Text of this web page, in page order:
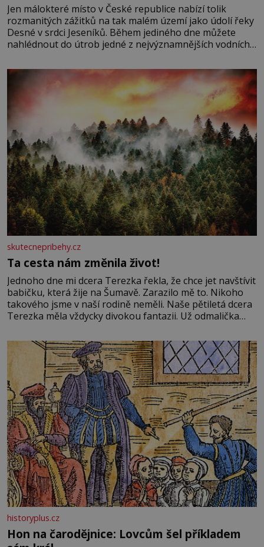
Jen málokteré místo v České republice nabízí tolik
rozmanitých zážitků na tak malém území jako údolí řeky
Desné v srdci Jeseníků. Během jediného dne můžete
nahlédnout do útrob jedné z nejvýznamnějších vodních
se na koloběžce a den zakončit poznáváním památek ve
Velkých Losinách nebo v termálním
skutecnepribehy.cz
Ta cesta nám změnila život!
Jednoho dne mi dcera Terezka řekla, že chce jet navštívit
babičku, která žije na Šumavě. Zarazilo mě to. Nikoho
takového jsme v naší rodině neměli. Naše pětiletá dcera
Terezka měla vždycky divokou fantazii. Už odmalička
zdálo o jednorožcích, krásných princeznách, statečných
rytířích a létajících dracích.
historyplus.cz
Hon na čarodějnice: Lovcům šel příkladem